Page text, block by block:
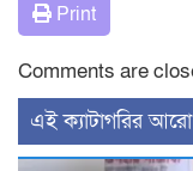
Print
Comments are
‍এই ক্যাটাগরির